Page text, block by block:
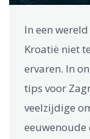
In een
Kroatië niet
ervaren. In
tips voor
veelzijdige